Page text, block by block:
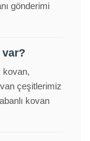
gönderimi
var?
kovan,
çeşitlerimiz
kovan